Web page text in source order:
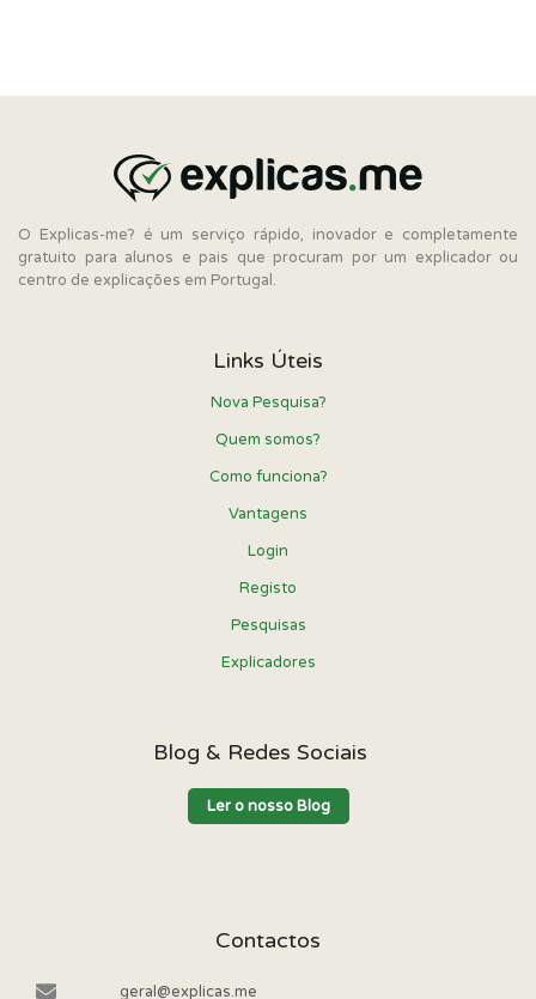
O Explicas-me? é um serviço rápido, inovador e completamente
gratuito para alunos e pais que procuram por um explicador ou
centro de explicações em Portugal.
Links Úteis
Nova Pesquisa?
Quem somos?
Como funciona?
Vantagens
Login
Registo
Pesquisas
Explicadores
Blog & Redes Sociais
Ler o nosso Blog
Contactos
geral@explicas.me